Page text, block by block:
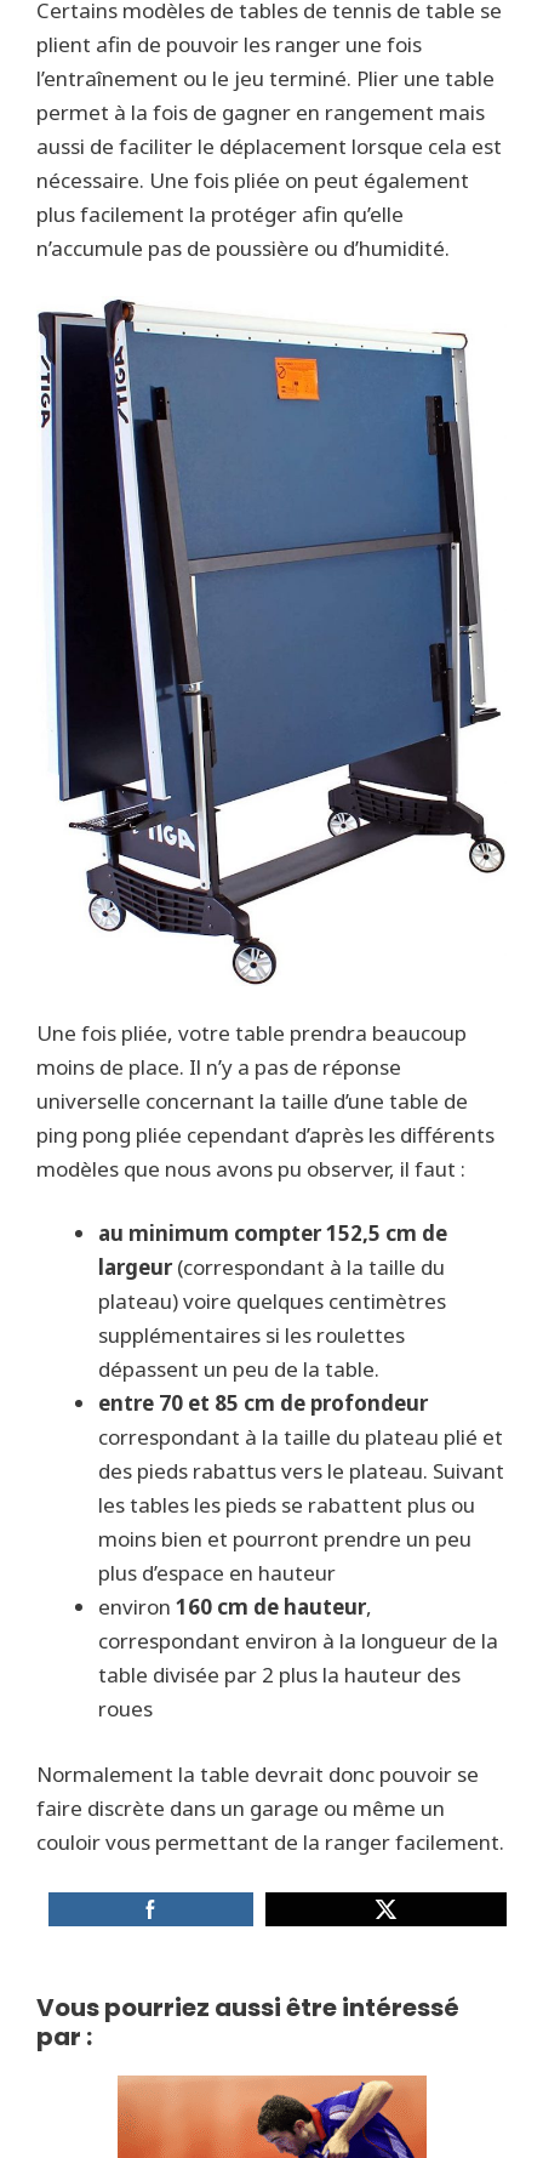
Certains modèles de tables de tennis de table se
plient afin de pouvoir les ranger une fois
l’entraînement ou le jeu terminé. Plier une table
permet à la fois de gagner en rangement mais
aussi de faciliter le déplacement lorsque cela est
nécessaire. Une fois pliée on peut également
plus facilement la protéger afin qu’elle
n’accumule pas de poussière ou d’humidité.
Une fois pliée, votre table prendra beaucoup
moins de place. Il n’y a pas de réponse
universelle concernant la taille d’une table de
ping pong pliée cependant d’après les différents
modèles que nous avons pu observer, il faut :
au minimum compter 152,5 cm de
largeur(correspondant à la taille du
plateau) voire quelques centimètres
supplémentaires si les roulettes
dépassent un peu de la table.
entre 70 et 85 cm de profondeur
correspondant à la taille du plateau plié et
des pieds rabattus vers le plateau. Suivant
les tables les pieds se rabattent plus ou
moins bien et pourront prendre un peu
plus d’espace en hauteur
environ 160 cm de hauteur,
correspondant environ à la longueur de la
table divisée par 2 plus la hauteur des
roues
Normalement la table devrait donc pouvoir se
faire discrète dans un garage ou même un
couloir vous permettant de la ranger facilement.
Vous pourriez aussi être intéressé
par :